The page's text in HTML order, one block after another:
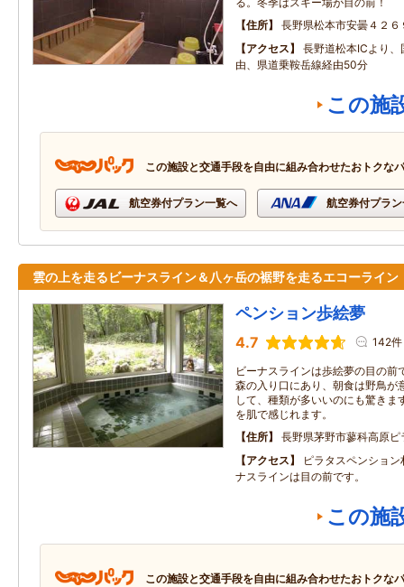
住所
長野県松本市安曇４２６
アクセス
長野道松本ICより
由、県道乗鞍岳線経由50分
この施
この施設と交通手段を自由に組み合わせたおトクな
航空券付プラン一覧へ 航空券付プラ
雲の上を走るビーナスライン＆八ヶ岳の裾野を走るエコーライ
ペンション歩絵夢
4.7 142件
ビーナスラインは歩絵夢の目の
森の入り口にあり、朝食は野鳥が
して、種類が多いいのにも驚きま
を肌で感じれます。
住所
長野県茅野市蓼科高原ピ
アクセス
ピラタスペンショ
ナスラインは目の前です。
この施
この施設と交通手段を自由に組み合わせたおトクな